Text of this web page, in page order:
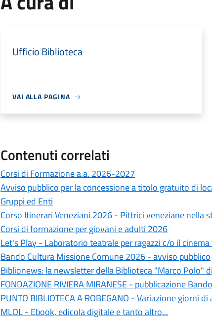
Ufficio Biblioteca
VAI ALLA PAGINA
Contenuti correlati
Corsi di Formazione a.a. 2026-2027
Avviso pubblico per la concessione a titolo gratuito di
Gruppi ed Enti
Corso Itinerari Veneziani 2026 - Pittrici veneziane nella
Corsi di formazione per giovani e adulti 2026
Let's Play - Laboratorio teatrale per ragazzi c/o il
Bando Cultura Missione Comune 2026 - avviso pubblico
Biblionews: la newsletter della Biblioteca "Marco Polo"
FONDAZIONE RIVIERA MIRANESE - pubblicazione
PUNTO BIBLIOTECA A ROBEGANO - Variazione giorni
MLOL - Ebook, edicola digitale e tanto altro...